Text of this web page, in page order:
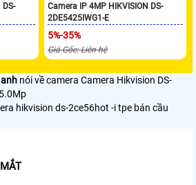
DS-
Camera IP 4MP HIKVISION DS-
2DE5425IWG1-E
5%-35%
Giá Gốc: Liên hệ
nói về camera Camera Hikvision DS-
hikvision ds-2ce56hot -i tpe bán cầu